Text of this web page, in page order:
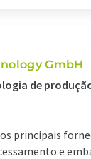
GmbH
de
principais
e